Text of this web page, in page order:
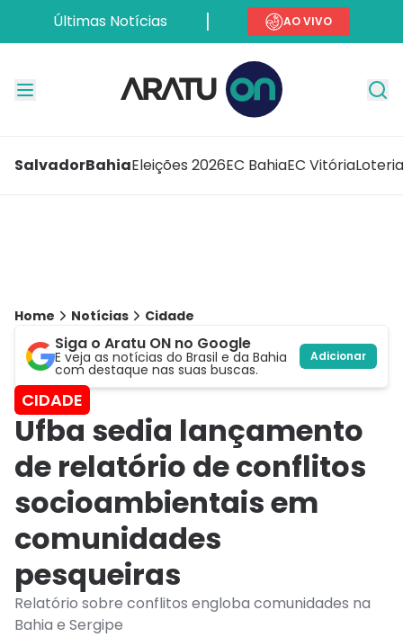
Últimas Notícias AO VIVO
SalvadorBahiaEleições 2026EC BahiaEC Vitória
Home Notícias Cidade
Siga o Aratu ON no Google
E veja as notícias do Brasil e da Bahia
com destaque nas suas buscas.
Adicionar
CIDADE
Ufba sedia lançamento
de relatório de conflitos
socioambientais em
comunidades
pesqueiras
Relatório sobre conflitos engloba comunidades na
Bahia e Sergipe